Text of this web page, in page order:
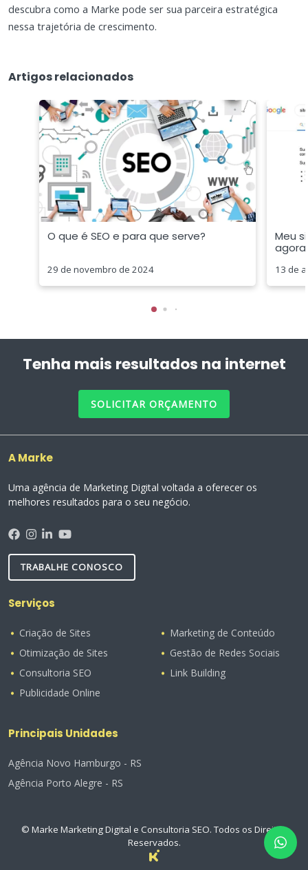
descubra como a Marke pode ser sua parceira estratégica
nessa trajetória de crescimento.
Artigos relacionados
O que é SEO e para que serve?
29 de novembro de 2024
Meu
13 de
Tenha mais resultados na internet
SOLICITAR ORÇAMENTO
A Marke
Uma agência de Marketing Digital voltada a oferecer os
melhores resultados para o seu negócio.
TRABALHE CONOSCO
Serviços
Criação de Sites
Otimização de Sites
Consultoria SEO
Publicidade Online
Marketing de Conteúdo
Gestão de Redes Sociais
Link Building
Principais Unidades
Agência Novo Hamburgo - RS
Agência Porto Alegre - RS
© Marke Marketing Digital e Consultoria SEO. Todos os Direitos
Reservados.